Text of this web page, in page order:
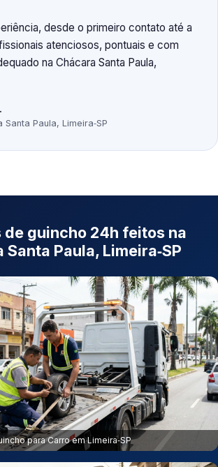
desde o primeiro contato até a
atenciosos, pontuais e com
na Chácara Santa Paula,
Santa Paula, Limeira‑SP
de guincho 24h feitos na
Santa Paula, Limeira‑SP
para Carro em Limeira‑SP